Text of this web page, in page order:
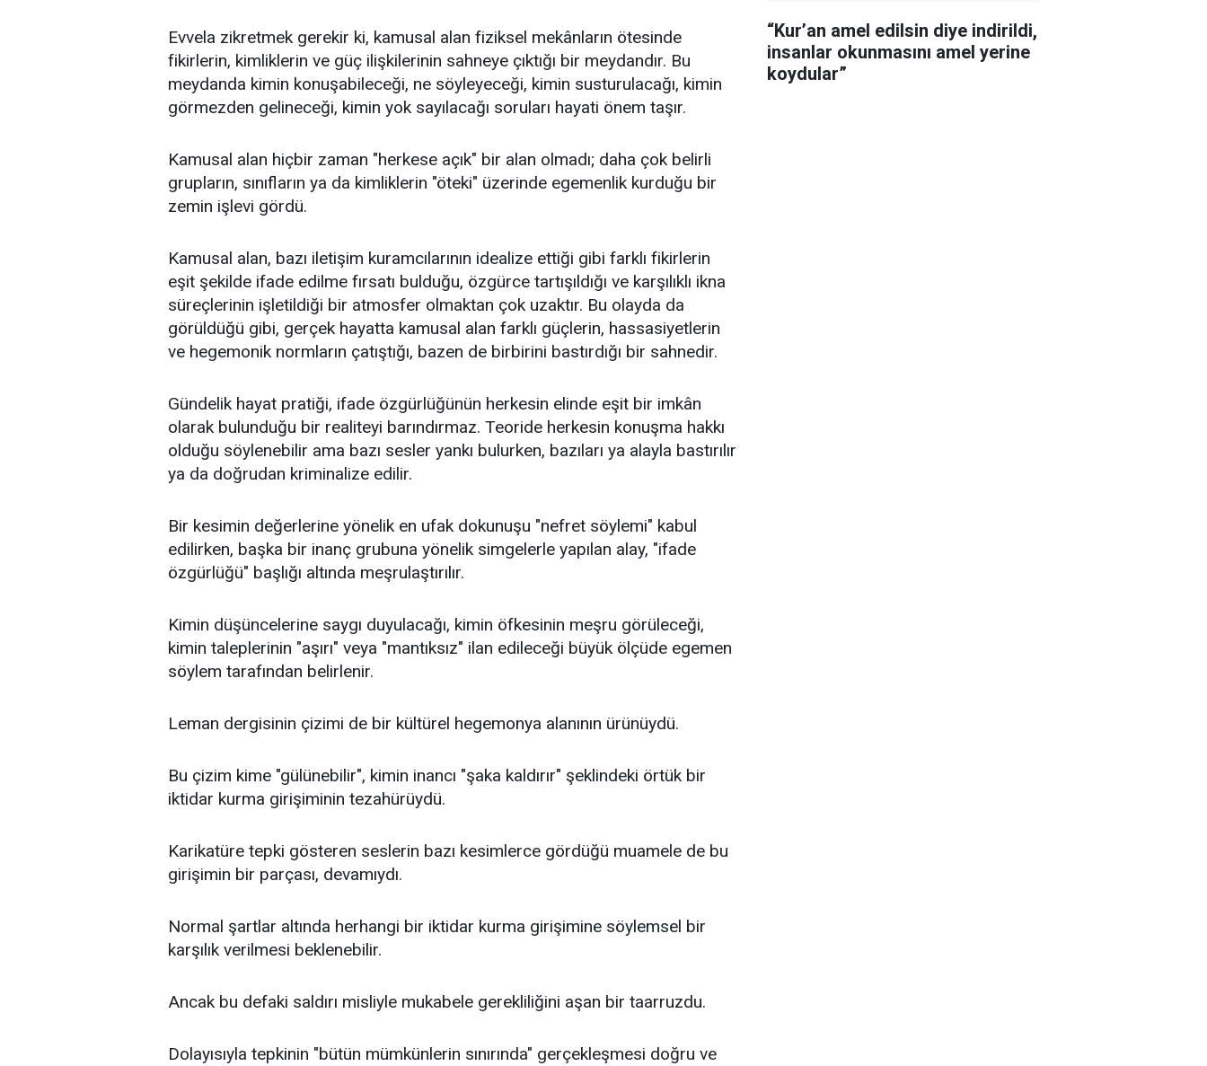
Evvela zikretmek gerekir ki, kamusal alan fiziksel mekânların ötesinde
fikirlerin, kimliklerin ve güç ilişkilerinin sahneye çıktığı bir meydandır. Bu
meydanda kimin konuşabileceği, ne söyleyeceği, kimin susturulacağı, kimin
görmezden gelineceği, kimin yok sayılacağı soruları hayati önem taşır.
Kamusal alan hiçbir zaman "herkese açık" bir alan olmadı; daha çok belirli
grupların, sınıfların ya da kimliklerin "öteki" üzerinde egemenlik kurduğu bir
zemin işlevi gördü.
Kamusal alan, bazı iletişim kuramcılarının idealize ettiği gibi farklı fikirlerin
eşit şekilde ifade edilme fırsatı bulduğu, özgürce tartışıldığı ve karşılıklı ikna
süreçlerinin işletildiği bir atmosfer olmaktan çok uzaktır. Bu olayda da
görüldüğü gibi, gerçek hayatta kamusal alan farklı güçlerin, hassasiyetlerin
ve hegemonik normların çatıştığı, bazen de birbirini bastırdığı bir sahnedir.
Gündelik hayat pratiği, ifade özgürlüğünün herkesin elinde eşit bir imkân
olarak bulunduğu bir realiteyi barındırmaz. Teoride herkesin konuşma hakkı
olduğu söylenebilir ama bazı sesler yankı bulurken, bazıları ya alayla bastırılır
ya da doğrudan kriminalize edilir.
Bir kesimin değerlerine yönelik en ufak dokunuşu "nefret söylemi" kabul
edilirken, başka bir inanç grubuna yönelik simgelerle yapılan alay, "ifade
özgürlüğü" başlığı altında meşrulaştırılır.
Kimin düşüncelerine saygı duyulacağı, kimin öfkesinin meşru görüleceği,
kimin taleplerinin "aşırı" veya "mantıksız" ilan edileceği büyük ölçüde egemen
söylem tarafından belirlenir.
Leman dergisinin çizimi de bir kültürel hegemonya alanının ürünüydü.
Bu çizim kime "gülünebilir", kimin inancı "şaka kaldırır" şeklindeki örtük bir
iktidar kurma girişiminin tezahürüydü.
Karikatüre tepki gösteren seslerin bazı kesimlerce gördüğü muamele de bu
girişimin bir parçası, devamıydı.
Normal şartlar altında herhangi bir iktidar kurma girişimine söylemsel bir
karşılık verilmesi beklenebilir.
Ancak bu defaki saldırı misliyle mukabele gerekliliğini aşan bir taarruzdu.
Dolayısıyla tepkinin "bütün mümkünlerin sınırında" gerçekleşmesi doğru ve
“Kur’an amel edilsin diye indirildi,
insanlar okunmasını amel yerine
koydular”